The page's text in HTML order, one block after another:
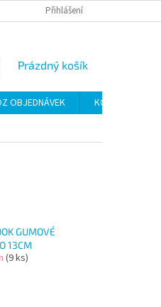
Přihlášení
NÁKUPNÍ
Prázdný košík
OBJEDNÁVEK
KONTAKTY
GUMOVÉ
13CM
(9 ks)